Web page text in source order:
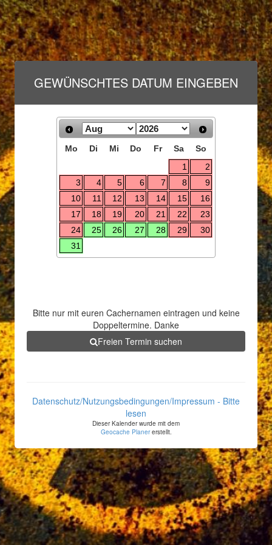
GEWÜNSCHTES DATUM EINGEBEN
Mo Di Mi Do Fr Sa
So
1
2
3
4 5 6 7 8
9
10
11 12 13 14 15
16
17
18 19 20 21 22
23
24
25 26 27 28 29
30
31
Bitte nur mit euren Cachernamen eintragen und keine
Doppeltermine. Danke
Freien Termin suchen
Datenschutz/Nutzungsbedingungen/Impressum - Bitte
lesen
Dieser Kalender wurde mit dem
Geocache Planererstellt.